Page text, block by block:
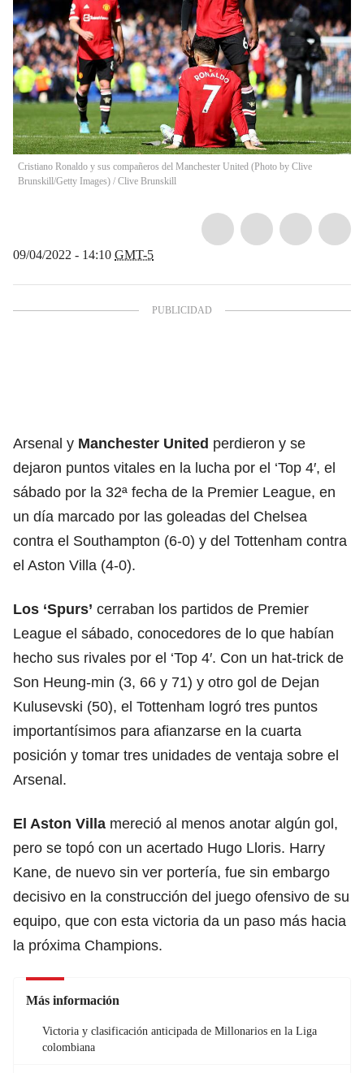
Cristiano Ronaldo y sus compañeros del Manchester United (Photo by Clive
Brunskill/Getty Images) / Clive Brunskill
09/04/2022 - 14:10 GMT-5
Arsenal y Manchester United perdieron y se
dejaron puntos vitales en la lucha por el ‘Top 4′, el
sábado por la 32ª fecha de la Premier League, en
un día marcado por las goleadas del Chelsea
contra el Southampton (6-0) y del Tottenham contra
el Aston Villa (4-0).
Los ‘Spurs’ cerraban los partidos de Premier
League el sábado, conocedores de lo que habían
hecho sus rivales por el ‘Top 4′. Con un hat-trick de
Son Heung-min (3, 66 y 71) y otro gol de Dejan
Kulusevski (50), el Tottenham logró tres puntos
importantísimos para afianzarse en la cuarta
posición y tomar tres unidades de ventaja sobre el
Arsenal.
El Aston Villa mereció al menos anotar algún gol,
pero se topó con un acertado Hugo Lloris. Harry
Kane, de nuevo sin ver portería, fue sin embargo
decisivo en la construcción del juego ofensivo de su
equipo, que con esta victoria da un paso más hacia
la próxima Champions.
Más información
Victoria y clasificación anticipada de Millonarios en la Liga
colombiana